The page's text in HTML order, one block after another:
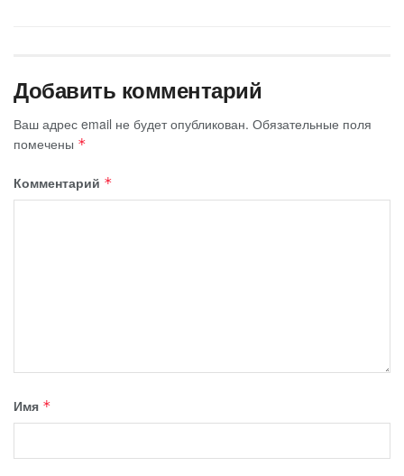
Добавить комментарий
Ваш адрес email не будет опубликован. Обязательные поля
помечены *
Комментарий *
Имя *